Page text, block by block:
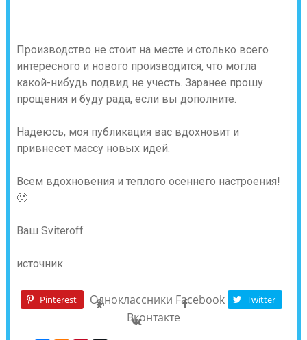
Производство не стоит на месте и столько всего
интересного и нового производится, что могла
какой-нибудь подвид не учесть. Заранее прошу
прощения и буду рада, если вы дополните.
Надеюсь, моя публикация вас вдохновит и
привнесет массу новых идей.
Всем вдохновения и теплого осеннего настроения!
🙂
Ваш Sviteroff
источник
Pinterest Одноклассники Facebook Twitter
Вконтакте